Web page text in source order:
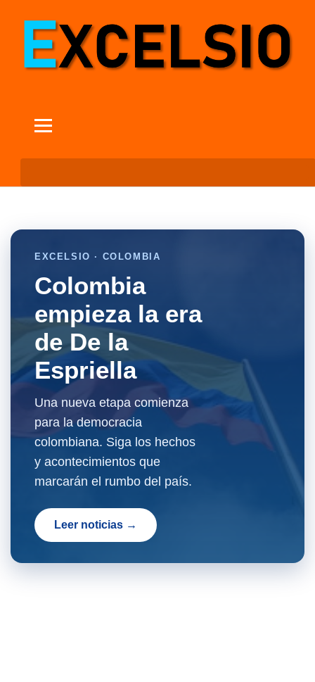
EXCELSIO · COLOMBIA
Colombia
empieza la era
de De la
Espriella
Una nueva etapa comienza
para la democracia
colombiana. Siga los hechos
y acontecimientos que
marcarán el rumbo del país.
Leer noticias →